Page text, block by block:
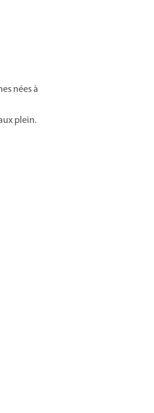
nées à
plein.